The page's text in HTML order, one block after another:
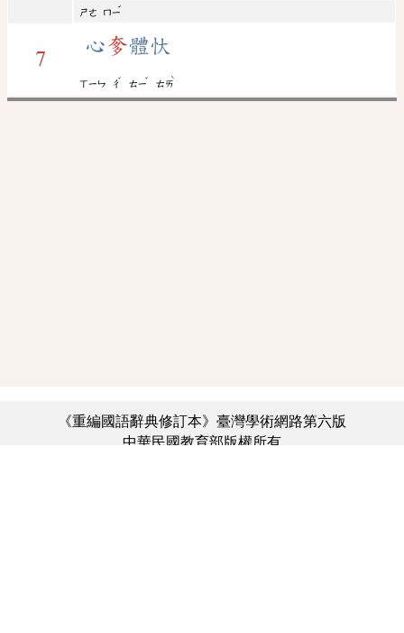
ㄕㄜ ㄇㄧ
ˇ
7
心奓體忕
ㄒㄧㄣ ㄔ
ˇ
ㄊㄧ
ˇ
ㄊㄞ
ˋ
《重編國語辭典修訂本》臺灣學術網路第六版
中華民國教育部版權所有